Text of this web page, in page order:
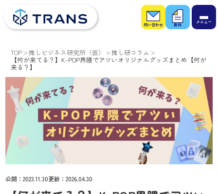
お問
い合
わせ
お役
立ち
資料
TOP 推しビジネス研究所（仮） 推し研コラム
【何が来てる？】K-POP界隈でアツいオリジナルグッズまとめ【何が
来る？】
公開：2023.11.30更新：2026.04.30